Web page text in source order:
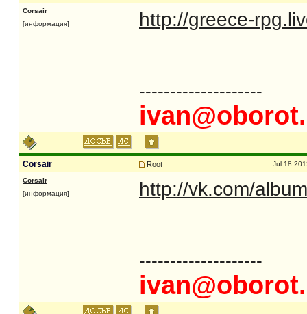
Corsair
[информация]
http://greece-
--------------------
Corsair Root Jul 18
Corsair
[информация]
http://vk.com/
--------------------